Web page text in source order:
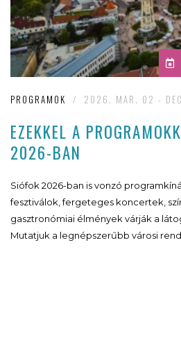
PROGRAMOK / 2026. MAR. 02 -
EZEKKEL A
2026-BAN
Siófok 2026-ban is vonzó
fesztiválok, fergeteges koncertek,
gasztronómiai élmények várják a
Mutatjuk a legnépszerűbb városi